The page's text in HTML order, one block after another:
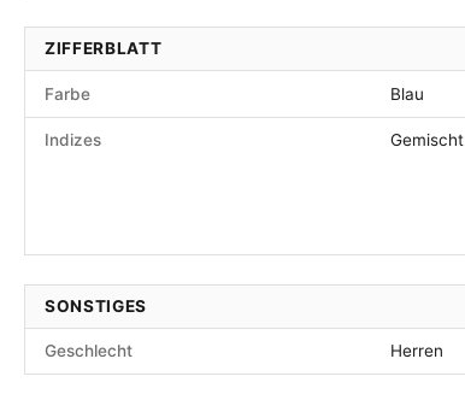
ZIFFERBLATT
Farbe Blau
Indizes Gemischt
SONSTIGES
Geschlecht Herren